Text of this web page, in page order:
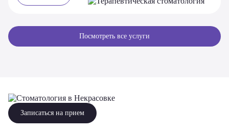
Посмотреть все услуги
Записаться на прием